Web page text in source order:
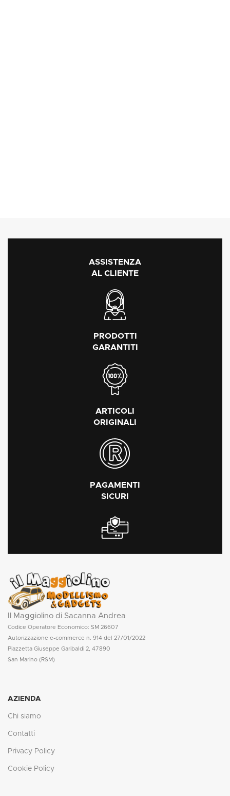
ASSISTENZA
AL CLIENTE
PRODOTTI
GARANTITI
ARTICOLI
ORIGINALI
PAGAMENTI
SICURI
Il Maggiolino di Sacanna Andrea
Codice Operatore Economico: SM 26607
Autorizzazione e-commerce n. 914 del 27/01/2022
Piazzetta Giuseppe Garibaldi 2, 47890
San Marino (RSM)
AZIENDA
Chi siamo
Contatti
Privacy Policy
Cookie Policy